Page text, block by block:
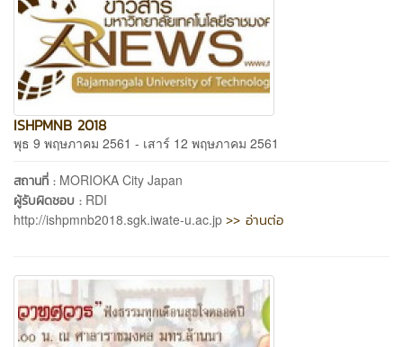
ISHPMNB 2018
พุธ 9 พฤษภาคม 2561 - เสาร์ 12 พฤษภาคม 2561
สถานที่ : MORIOKA City Japan
ผู้รับผิดชอบ : RDI
http://ishpmnb2018.sgk.iwate-u.ac.jp >> อ่านต่อ